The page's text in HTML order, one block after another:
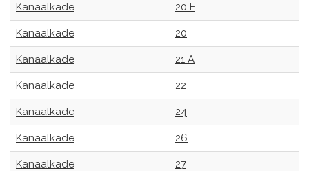
Kanaalkade 20 F
Kanaalkade 20
Kanaalkade 21 A
Kanaalkade 22
Kanaalkade 24
Kanaalkade 26
Kanaalkade 27